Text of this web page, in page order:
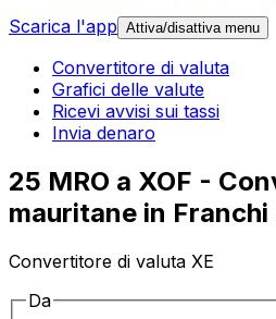
Scarica l'app Attiva/disattiva menu
Convertitore di valuta
Grafici delle valute
Ricevi avvisi sui tassi
Invia denaro
25 MRO a XOF -
mauritane in Franchi
Convertitore di valuta XE
Da